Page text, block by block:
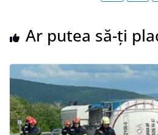
Ar putea să-ți